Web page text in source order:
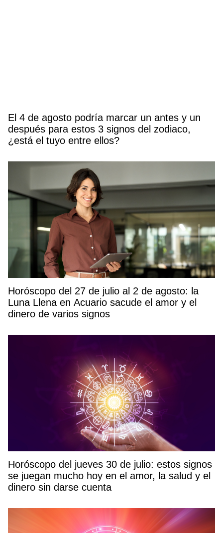
El 4 de agosto podría marcar un antes y un
después para estos 3 signos del zodiaco,
¿está el tuyo entre ellos?
Horóscopo del 27 de julio al 2 de agosto: la
Luna Llena en Acuario sacude el amor y el
dinero de varios signos
Horóscopo del jueves 30 de julio: estos signos
se juegan mucho hoy en el amor, la salud y el
dinero sin darse cuenta